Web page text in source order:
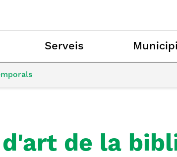
Serveis Municipi
de la